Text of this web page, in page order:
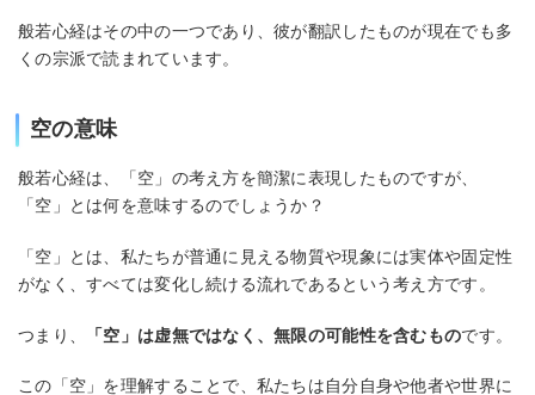
般若心経はその中の一つであり、彼が翻訳したものが現在でも多
くの宗派で読まれています。
空の意味
般若心経は、「空」の考え方を簡潔に表現したものですが、
「空」とは何を意味するのでしょうか？
「空」とは、私たちが普通に見える物質や現象には実体や固定性
がなく、すべては変化し続ける流れであるという考え方です。
つまり、 「空」は虚無ではなく、無限の可能性を含むものです。
この「空」を理解することで、私たちは自分自身や他者や世界に